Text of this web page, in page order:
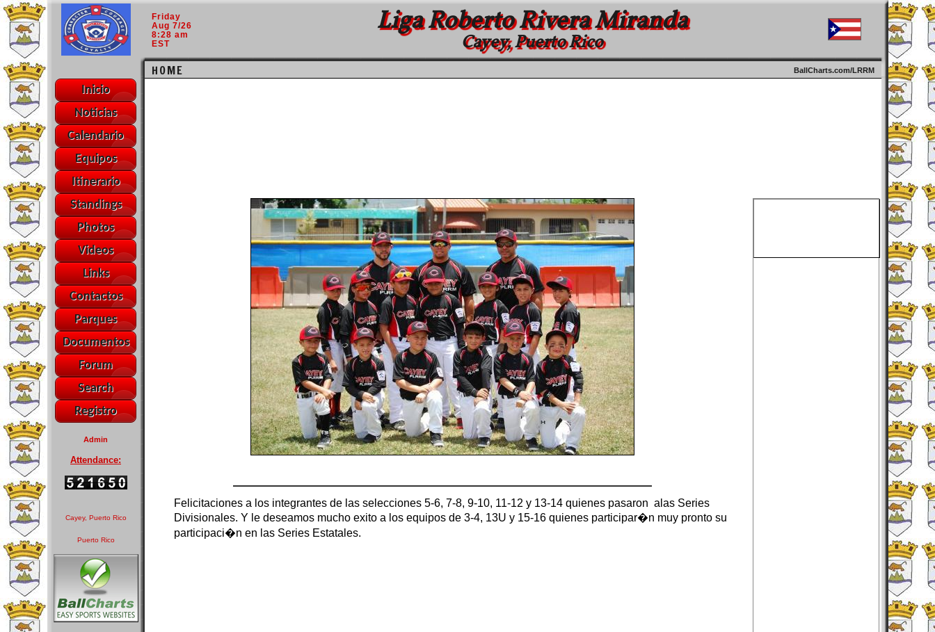
Friday
Aug 7/26
8:28 am
EST
Liga Roberto Rivera Miranda
Cayey, Puerto Rico
HOME BallCharts.com/LRRM
Inicio
Noticias
Calendario
Equipos
Itinerario
Standings
Photos
Videos
Links
Contactos
Parques
Documentos
Forum
Search
Registro
Admin
Attendance:
Cayey, Puerto Rico
Puerto Rico
Felicitaciones a los integrantes de las selecciones 5-6, 7-8, 9-10, 11-12 y 13-14 quienes pasaron alas Series
Divisionales. Y le deseamos mucho exito a los equipos de 3-4, 13U y 15-16 quienes participar�n muy pronto su
participaci�n en las Series Estatales.